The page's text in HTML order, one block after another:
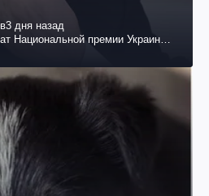
3 дня назад
Национальной премии Украины